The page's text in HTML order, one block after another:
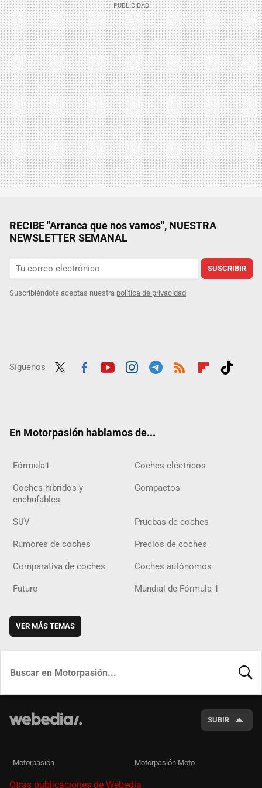
RECIBE "Arranca que nos vamos", NUESTRA
NEWSLETTER SEMANAL
SUSCRIBIR
Suscribiéndote aceptas nuestra política de privacidad
Síguenos
En Motorpasión hablamos de...
Fórmula1 Coches eléctricos
Coches híbridos y
enchufables
Compactos
SUV Pruebas de coches
Rumores de coches Precios de coches
Comparativa de coches Coches autónomos
Futuro Mundial de Fórmula 1
VER MÁS TEMAS
SUBIR
Motorpasión Motorpasión Moto
Otras publicaciones de Webedia